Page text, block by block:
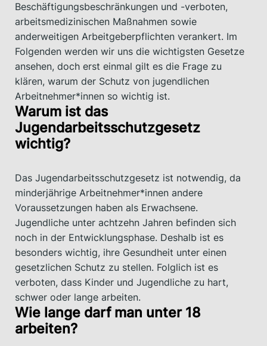
Beschäftigungsbeschränkungen und -verboten,
arbeitsmedizinischen Maßnahmen sowie
anderweitigen Arbeitgeberpflichten verankert. Im
Folgenden werden wir uns die wichtigsten Gesetze
ansehen, doch erst einmal gilt es die Frage zu
klären, warum der Schutz von jugendlichen
Arbeitnehmer*innen so wichtig ist.
Warum ist das
Jugendarbeitsschutzgesetz
wichtig?
Das Jugendarbeitsschutzgesetz ist notwendig, da
minderjährige Arbeitnehmer*innen andere
Voraussetzungen haben als Erwachsene.
Jugendliche unter achtzehn Jahren befinden sich
noch in der Entwicklungsphase. Deshalb ist es
besonders wichtig, ihre Gesundheit unter einen
gesetzlichen Schutz zu stellen. Folglich ist es
verboten, dass Kinder und Jugendliche zu hart,
schwer oder lange arbeiten.
Wie lange darf man unter 18
arbeiten?